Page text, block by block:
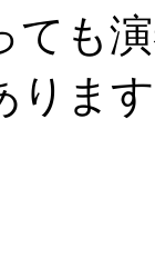
ても
りま